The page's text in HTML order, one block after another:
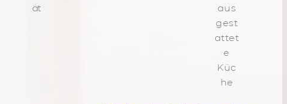
ät
aus
gest
attet
e
Küc
he